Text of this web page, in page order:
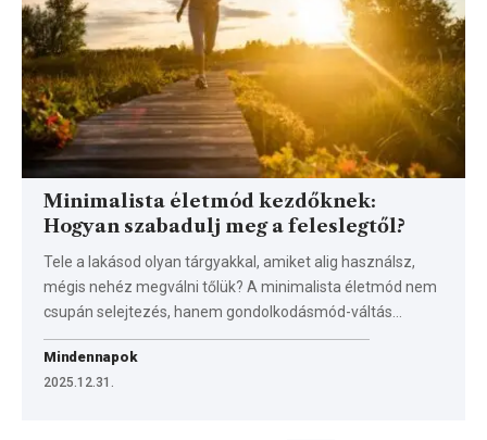
Minimalista életmód kezdőknek:
Hogyan szabadulj meg a feleslegtől?
Tele a lakásod olyan tárgyakkal, amiket alig használsz,
mégis nehéz megválni tőlük? A minimalista életmód nem
csupán selejtezés, hanem gondolkodásmód-váltás…
Mindennapok
2025.12.31.